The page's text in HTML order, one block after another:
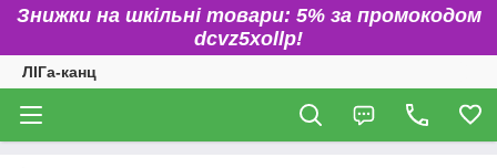
Знижки на шкільні товари: 5% за промокодом
dcvz5xollp!
ЛІГа-канц